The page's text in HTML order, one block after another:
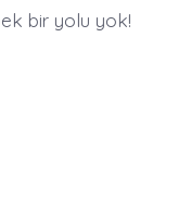
bir yolu yok!